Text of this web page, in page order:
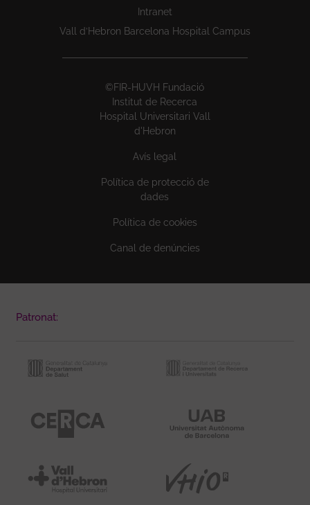
Intranet
Vall d’Hebron Barcelona Hospital Campus
©FIR-HUVH Fundació
Institut de Recerca
Hospital Universitari Vall
d'Hebron
Avís legal
Política de protecció de
dades
Política de cookies
Canal de denúncies
Patronat: